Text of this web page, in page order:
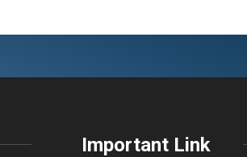
Important Link